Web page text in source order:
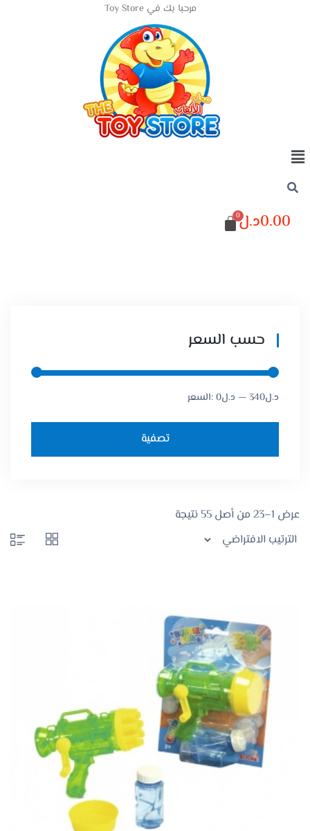
مرحبا بك في Toy Store
0.00د.ل
حسب السعر
تصفية
السعر: 0د.ل — 340د.ل
عرض 1–23 من أصل 55 نتيجة